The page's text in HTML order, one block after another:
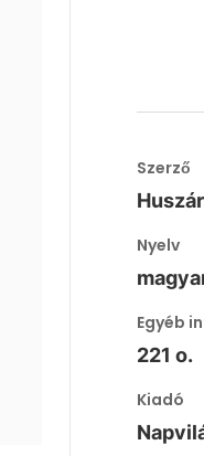
Szerző
Nyelv
Egyéb
221 o.
Kiadó